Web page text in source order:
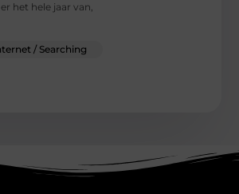
het hele jaar van,
/ Searching